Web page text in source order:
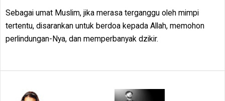
Sebagai umat Muslim, jika merasa terganggu oleh mimpi
tertentu, disarankan untuk berdoa kepada Allah, memohon
perlindungan-Nya, dan memperbanyak dzikir.